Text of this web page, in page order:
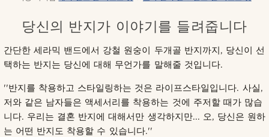
당신의 반지가 이야기를 들려줍니다
간단한 세라믹 밴드에서 강철 원숭이 두개골 반지까지, 당신이 선
택하는 반지는 당신에 대해 무언가를 말해줄 것입니다.
''반지를 착용하고 스타일링하는 것은 라이프스타일입니다. 사실,
저와 같은 남자들은 액세서리를 착용하는 것에 주저할 때가 많습
니다. 우리는 결혼 반지에 대해서만 생각하지만... 오, 당신은 원하
는 어떤 반지도 착용할 수 있습니다.''